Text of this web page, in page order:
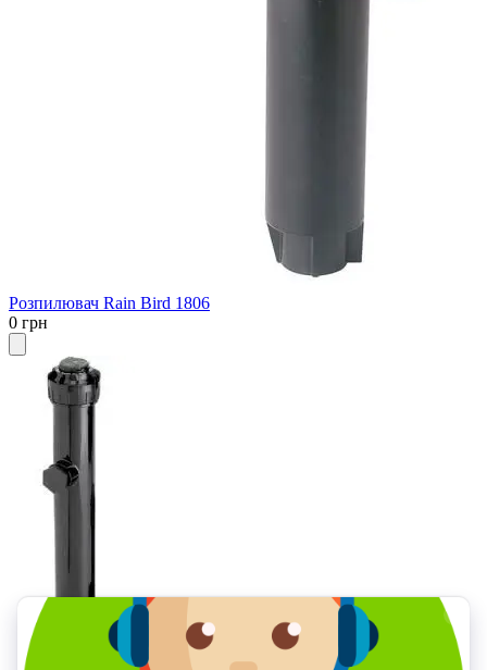
Розпилювач Rain Bird 1806
0 грн